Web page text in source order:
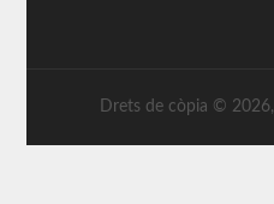
Drets de còpia © 2026,